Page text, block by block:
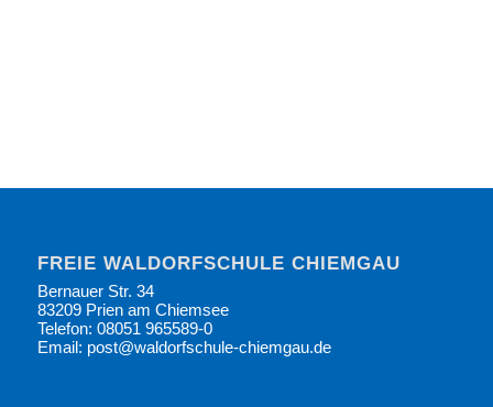
FREIE WALDORFSCHULE CHIEMGAU
Bernauer Str. 34
83209 Prien am Chiemsee
Telefon: 08051 965589-0
Email: post@waldorfschule-chiemgau.de